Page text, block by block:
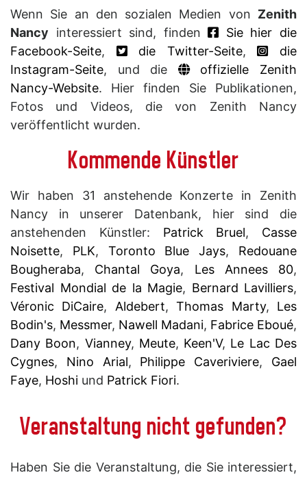
Wenn Sie an den sozialen Medien von Zenith
Nancy interessiert sind, finden
Sie hier die
Facebook-Seite, die Twitter-Seite,
die
Instagram-Seite, und die
offizielle Zenith
Nancy-Website. Hier finden Sie Publikationen,
Fotos und Videos, die von Zenith Nancy
veröffentlicht wurden.
Kommende Künstler
Wir haben 31 anstehende Konzerte in Zenith
Nancy in unserer Datenbank, hier sind die
anstehenden Künstler: Patrick Bruel, Casse
Noisette, PLK, Toronto Blue Jays, Redouane
Bougheraba, Chantal Goya, Les Annees 80,
Festival Mondial de la Magie, Bernard Lavilliers,
Véronic DiCaire, Aldebert,Thomas Marty, Les
Bodin's, Messmer, Nawell Madani, Fabrice Eboué,
Dany Boon, Vianney, Meute, Keen'V, Le Lac Des
Cygnes, Nino Arial, Philippe Caveriviere, Gael
Faye, Hoshi und Patrick Fiori.
Veranstaltung nicht gefunden?
Haben Sie die Veranstaltung, die Sie interessiert,